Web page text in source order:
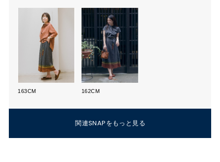
163CM 162CM
関連SNAPをもっと見る